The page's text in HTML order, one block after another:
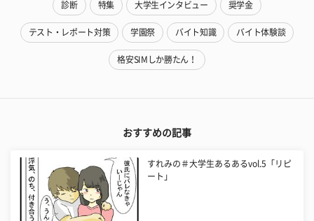
診断 特集 大学生インタビュー 奨学金
テスト・レポート対策 学園祭 バイト知識 バイト体験談
格安SIMしか勝たん！
おすすめの記事
すれみの＃大学生あるあるvol.5「リピ
ート」